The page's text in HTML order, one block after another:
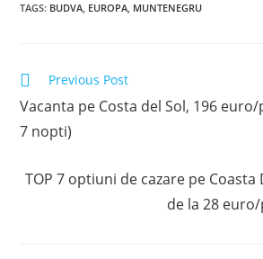
TAGS: BUDVA, EUROPA, MUNTENEGRU
Read
articles
Previous Post
Vacanta pe Costa del Sol, 196
7 nopti)
TOP 7 optiuni de cazare pe Coasta
de la 28